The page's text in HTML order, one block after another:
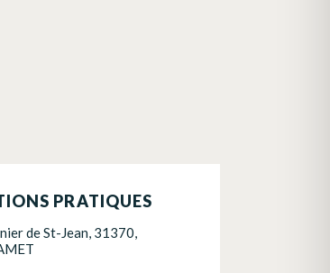
PRATIQUES
de St-Jean, 31370,